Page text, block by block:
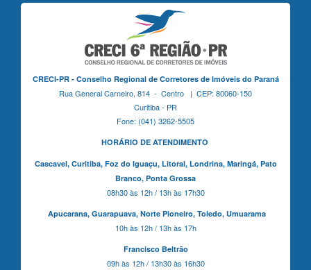
CRECI-PR - Conselho Regional de Corretores de Imóveis do Paraná
Rua General Carneiro, 814 - Centro | CEP: 80060-150
Curitiba - PR
Fone: (041) 3262-5505
HORÁRIO DE ATENDIMENTO
Cascavel, Curitiba,Foz do Iguaçu, Litoral, Londrina, Maringá, Pato
Branco, Ponta Grossa
08h30 às 12h / 13h às 17h30
Apucarana, Guarapuava, Norte Pioneiro, Toledo, Umuarama
10h às 12h / 13h às 17h
Francisco Beltrão
09h às 12h / 13h30 às 16h30